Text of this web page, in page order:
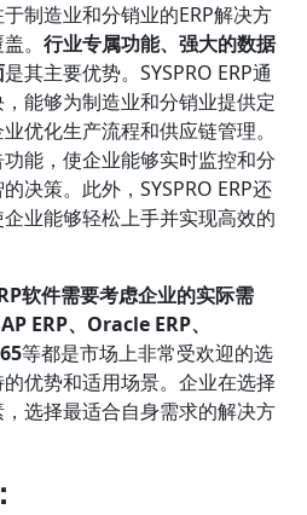
制造业和分销业的ERP解决方
盖。行业专属功能、强大的数据
是其主要优势。SYSPRO ERP通
能够为制造业和分销业提供定
优化生产流程和供应链管理。
能，使企业能够实时监控和分
决策。此外，SYSPRO ERP还
业能够轻松上手并实现高效的
软件需要考虑企业的实际需
ERP、Oracle ERP、
等都是市场上非常受欢迎的选
优势和适用场景。企业在选择
选择最适合自身需求的解决方